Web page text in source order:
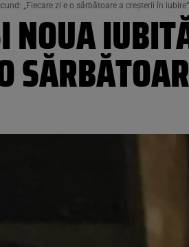
„Fiecare zi e o sărbătoare a creşterii în iubire”
NOUA